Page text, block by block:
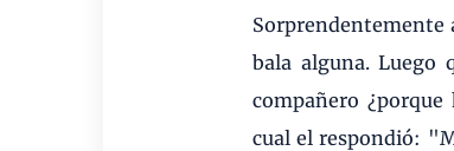
Sorprendentemente
bala alguna. Luego
compañero
cual el respondió: